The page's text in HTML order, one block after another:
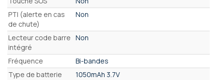
PTI (alerte en cas
de chute)
Non
Lecteur code barre
intégré
Non
Fréquence
Bi-bandes
Type de batterie
1050mAh 3.7V